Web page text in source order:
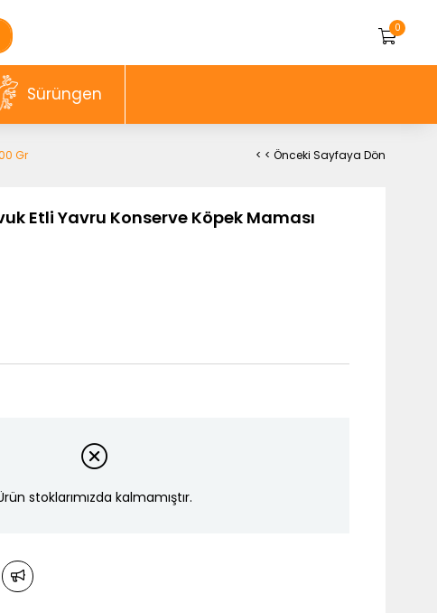
0
Sürüngen
Gr < < Önceki Sayfaya Dön
Etli Yavru Konserve Köpek Maması
stoklarımızda kalmamıştır.